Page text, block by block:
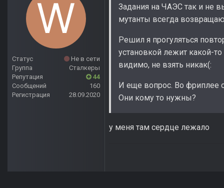
Статус
Не в сети
Группа
Сталкеры
Репутация
44
Сообщений
160
Регистрация
28.09.2020
Задания на ЧАЭС так и не
мутанты всегда
Решил я прогуляться
установкой лежит какой-то
видимо, не взять никак(:
И еще вопрос. Во фриплее
Они кому то нужны?
у меня там сердце лежало